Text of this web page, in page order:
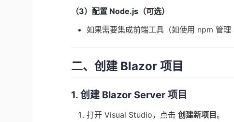
（3）配置 Node.js（可选）
如果需要集成前端工具（如使用 npm 管
二、创建 Blazor 项目
1. 创建 Blazor Server 项目
打开 Visual Studio，点击创建新项目。